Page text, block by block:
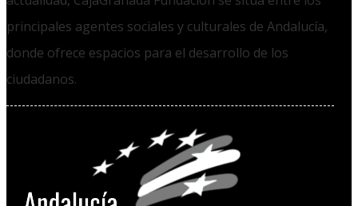
principales agentes sociales y culturales de Andalucía,
donde ofrece espacios para el desarrollo de los
ciudadanos.